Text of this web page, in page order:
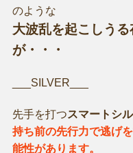
のような
大波乱を起こしう
が・・・
___SILVER___
先手を打つスマートシ
持ち前の先行力で逃げ
能性があります。